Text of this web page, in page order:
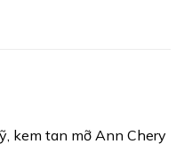
kem tan mỡ Ann Chery